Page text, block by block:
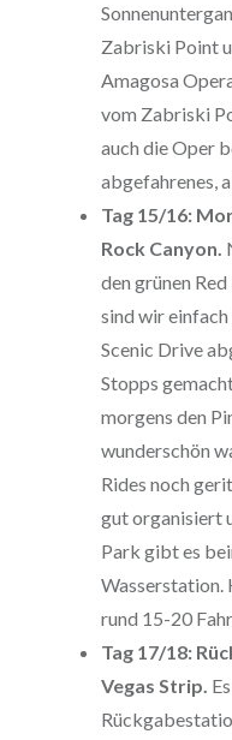
Zabriski Point
Amagosa
vom Zabriski
auch die Oper
abgefahrenes,
Tag 15/16:
Rock Canyon.
den grünen
sind wir
Scenic Drive
Stopps
morgens den
wunderschön
Rides noch
gut organisiert
Park gibt es
Wasserstation.
rund 15-20
Tag 17/18:
Vegas Strip.